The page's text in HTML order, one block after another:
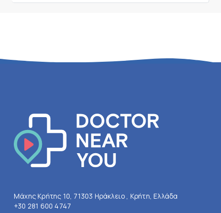
Μάχης Κρήτης 10, 71303 Ηράκλειο , Κρήτη, Ελλάδα
+30 281 600 4747